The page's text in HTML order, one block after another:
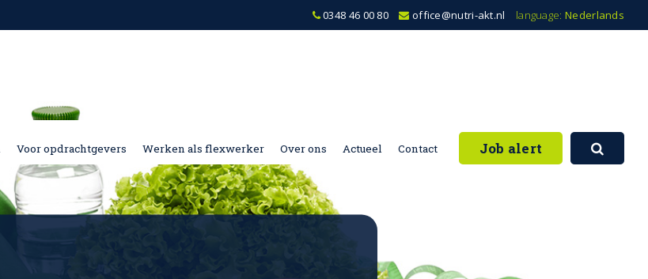
0348 46 00 80 office@nutri-akt.nl language: Nederlands
Voor opdrachtgevers Werken als flexwerker Over ons Actueel Contact Job alert